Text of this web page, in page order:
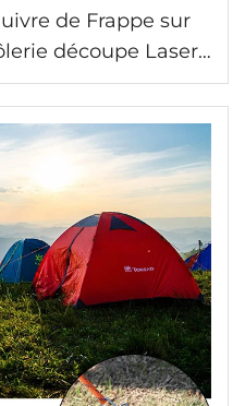
de Frappe sur
découpe Laser
de Frappe